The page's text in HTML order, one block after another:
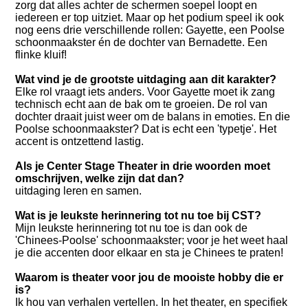
zorg dat alles achter de schermen soepel loopt en
iedereen er top uitziet. Maar op het podium speel ik ook
nog eens drie verschillende rollen: Gayette, een Poolse
schoonmaakster én de dochter van Bernadette. Een
flinke kluif!
Wat vind je de grootste uitdaging aan dit karakter?
Elke rol vraagt iets anders. Voor Gayette moet ik zang
technisch echt aan de bak om te groeien. De rol van
dochter draait juist weer om de balans in emoties. En die
Poolse schoonmaakster? Dat is echt een 'typetje'. Het
accent is ontzettend lastig.
Als je Center Stage Theater in drie woorden moet
omschrijven, welke zijn dat dan?
uitdaging leren en samen.
Wat is je leukste herinnering tot nu toe bij CST?
Mijn leukste herinnering tot nu toe is dan ook de
'Chinees-Poolse' schoonmaakster; voor je het weet haal
je die accenten door elkaar en sta je Chinees te praten!
Waarom is theater voor jou de mooiste hobby die er
is?
Ik hou van verhalen vertellen. In het theater, en specifiek